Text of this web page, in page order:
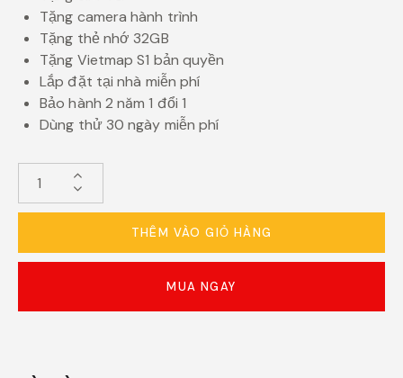
Tặng camera hành trình
Tặng thẻ nhớ 32GB
Tặng Vietmap S1 bản quyền
Lắp đặt tại nhà miễn phí
Bảo hành 2 năm 1 đổi 1
Dùng thử 30 ngày miễn phí
THÊM VÀO GIỎ HÀNG
MUA NGAY